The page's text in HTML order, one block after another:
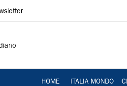
HOME ITALIA MONDO